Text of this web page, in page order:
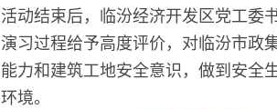
活动结束后，临汾经济开发区党工委
演习过程给予高度评价，对临汾市政
能力和建筑工地安全意识，做到安全
环境。